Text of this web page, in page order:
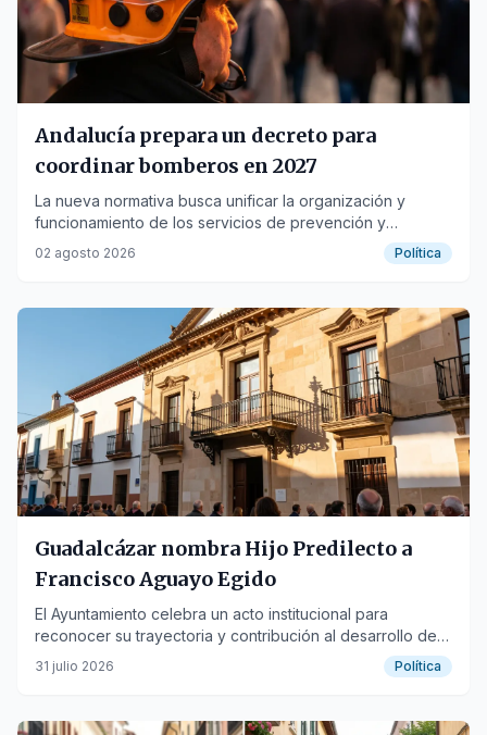
Andalucía prepara un decreto para
coordinar bomberos en 2027
La nueva normativa busca unificar la organización y
funcionamiento de los servicios de prevención y
extinción de incendios en toda la comunidad autónoma.
02 agosto 2026 Política
Guadalcázar nombra Hijo Predilecto a
Francisco Aguayo Egido
El Ayuntamiento celebra un acto institucional para
reconocer su trayectoria y contribución al desarrollo de
la localidad.
31 julio 2026 Política